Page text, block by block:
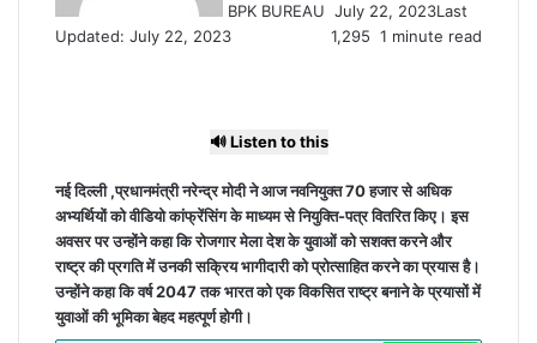
BPK BUREAU July 22, 2023Last
Updated: July 22, 2023
1,295 1 minute read
🔊 Listen to this
नई दिल्ली ,प्रधानमंत्री नरेन्‍द्र मोदी ने आज नवनियुक्त 70 हजार से अधिक
अभ्‍यर्थियों को वीडियो कांफ्रेंसिंग के माध्‍यम से नियुक्ति-पत्र वितरित किए। इस
अवसर पर उन्‍होंने कहा कि रोजगार मेला देश के युवाओं को सशक्‍त करने और
राष्‍ट्र की प्रगति में उनकी सक्रिय भागीदारी को प्रोत्साहित करने का प्रयास है।
उन्‍होंने कहा कि वर्ष 2047 तक भारत को एक विकसित राष्‍ट्र बनाने के प्रयासों में
युवाओं की भूमिका बेहद महत्‍पूर्ण होगी।